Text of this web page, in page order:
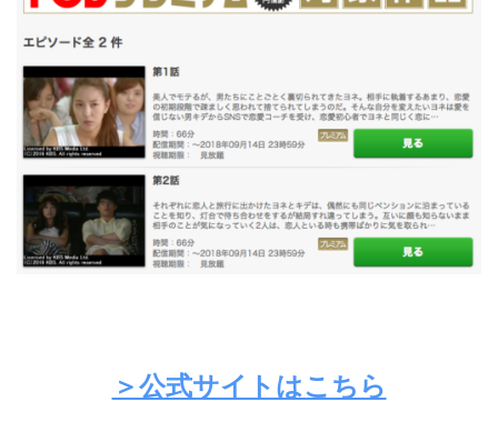
＞公式サイトはこちら